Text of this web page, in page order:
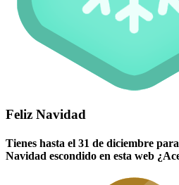
Feliz Navidad
Tienes hasta el 31 de diciembre
Navidad escondido en esta web